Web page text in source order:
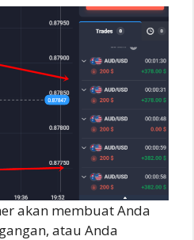
akan membuat Anda
atau Anda